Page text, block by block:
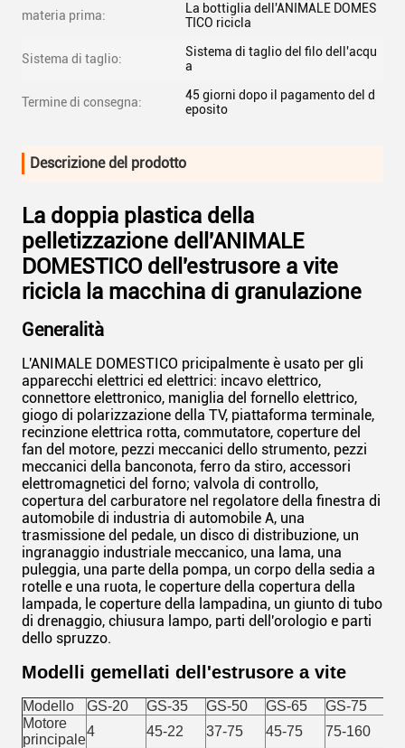
materia prima:
La bottiglia dell'ANIMALE DOMES
TICO ricicla
Sistema di taglio:
Sistema di taglio del filo dell'acqu
a
Termine di consegna:
45 giorni dopo il pagamento del d
eposito
Descrizione del prodotto
La doppia plastica della
pelletizzazione dell'ANIMALE
DOMESTICO dell'estrusore a vite
ricicla la macchina di granulazione
Generalità
L'ANIMALE DOMESTICO pricipalmente è usato per gli
apparecchi elettrici ed elettrici: incavo elettrico,
connettore elettronico, maniglia del fornello elettrico,
giogo di polarizzazione della TV, piattaforma terminale,
recinzione elettrica rotta, commutatore, coperture del
fan del motore, pezzi meccanici dello strumento, pezzi
meccanici della banconota, ferro da stiro, accessori
elettromagnetici del forno; valvola di controllo,
copertura del carburatore nel regolatore della finestra di
automobile di industria di automobile A, una
trasmissione del pedale, un disco di distribuzione, un
ingranaggio industriale meccanico, una lama, una
puleggia, una parte della pompa, un corpo della sedia a
rotelle e una ruota, le coperture della copertura della
lampada, le coperture della lampadina, un giunto di tubo
di drenaggio, chiusura lampo, parti dell'orologio e parti
dello spruzzo.
Modelli gemellati dell'estrusore a vite
Modello GS-20 GS-35 GS-50 GS-65 GS-75
Motore
principale
4 45-22 37-75 45-75 75-160